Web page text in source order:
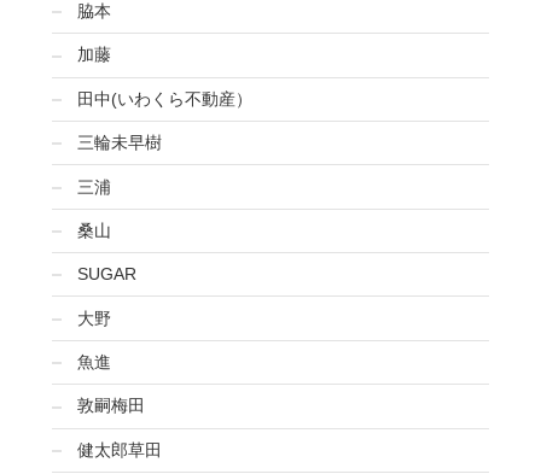
脇本
加藤
田中(いわくら不動産）
三輪未早樹
三浦
桑山
SUGAR
大野
魚進
敦嗣梅田
健太郎草田